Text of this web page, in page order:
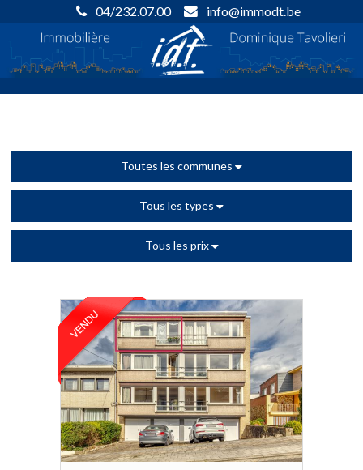
04/232.07.00 info@immodt.be
Toutes les communes
Tous les types
Tous les prix